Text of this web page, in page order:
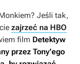
Jeśli tak,
zajrzeć na HBO
film Detektyw
przez Tony’ego